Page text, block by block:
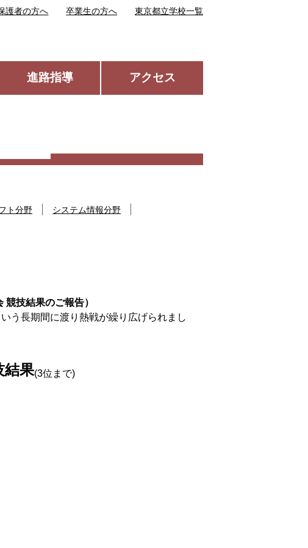
進路指導 アクセス
護者の方へ 卒業生の方へ 東京都立学校一覧
ト分野 システム情報分野
技結果のご報告）
う長期間に渡り熱戦が繰り広げられまし
結果(3位まで)